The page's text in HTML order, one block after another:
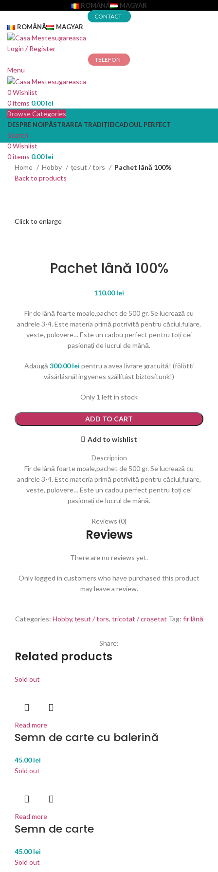
ROMÂNĂ MAGYAR
CONTACT
ROMÂNĂ MAGYAR
Login / Register
TELEFON
Menu
0Wishlist
0items 0.00lei
Browse Categories
DESPRE NOIPĂSTRAREA TRADIȚIEICADOUL PERFECT
Search
0Wishlist
0items 0.00lei
Home
Hobby țesut / tors
Pachet lână 100%
Back to products
Click to enlarge
Pachet lână 100%
110.00lei
Fir de lână foarte moale,pachet de 500 gr. Se lucrează cu
andrele 3-4. Este materia primă potrivită pentru căciul,fulare,
veste, pulovere… Este un cadou perfect pentru toți cei
pasionați de lucrul de mână.
Adaugă 300.00lei pentru a avea livrare gratuită! (fölötti
vásárlásnál ingyenes szállítást biztosítunk!)
Only 1 left in stock
Pachet lână 100% quantityADD TO CART
Add to wishlist
Description
Fir de lână foarte moale,pachet de 500 gr. Se lucrează cu
andrele 3-4. Este materia primă potrivită pentru căciul,fulare,
veste, pulovere… Este un cadou perfect pentru toți cei
pasionați de lucrul de mână.
Reviews (0)
Reviews
There are no reviews yet.
Only logged in customers who have purchased this product
may leave a review.
Categories: Hobby, țesut / tors, tricotat / croșetat Tag: fir lână
Share:
Related products
Sold out
Read more
Semn de carte cu balerină
45.00lei
Sold out
Read more
Semn de carte
45.00lei
Sold out